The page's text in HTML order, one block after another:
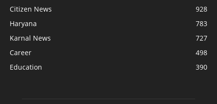
Citizen News
928
Haryana
783
Karnal News
727
Career
498
Education
390